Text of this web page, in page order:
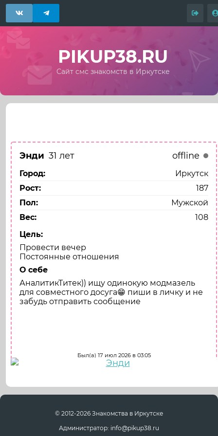
PIKUP38.RU
Сайт смс знакомств в Иркутске
Энди 31 лет offline
Город:
Иркутск
Рост:
187
Пол:
Мужской
Вес:
108
Цель:
Провести вечер
Постоянные отношения
О себе
АналитикТитек)) ищу одинокую модмазель
для совместного досуга😁 пиши в личку и не
забудь отправить сообщение
Был(а) 17 июл 2026 в 03:05
© 2012-2026 Знакомства в Иркутске
Администратор: info@pikup38.ru